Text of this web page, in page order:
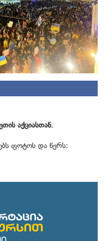
აქციასთან.
ფოტოს და წერს: